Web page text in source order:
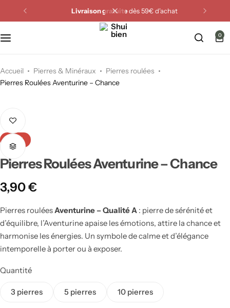
Livraison gratuitedès 59€ d'achat
0
Accueil Pierres & Minéraux
Pierres roulées
Pierres Roulées Aventurine – Chance
-24%
Pierres Roulées Aventurine – Chance
3,90€
Pierres rouléesAventurine – Qualité A : pierre de sérénité et
d’équilibre, l’Aventurine apaise les émotions, attire la chance et
harmonise les énergies. Un symbole de calme et d’élégance
intemporelle à porter ou à exposer.
Quantité
3 pierres 5 pierres 10 pierres
Miroirs Feng Shui
Fontaines Feng Shui
Plaques & Supports énergétiques
Purification de la maison
Sauge & Palo Santo
Encens
Bougies par intention